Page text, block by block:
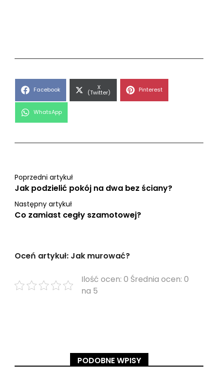
Share
Facebook Share
on
X
(Twitter) Share
Pinterest
Share
WhatsApp
Poprzedni artykuł
Jak podzielić pokój na dwa bez ściany?
Następny artykuł
Co zamiast cegły szamotowej?
Oceń artykuł: Jak murować?
Ilość ocen: 0 Średnia ocen: 0
na 5
PODOBNE WPISY